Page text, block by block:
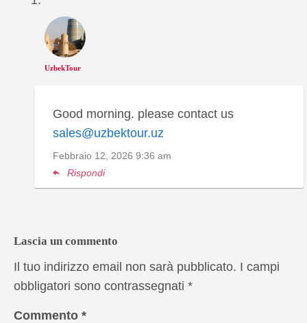
UzbekTour
Good morning. please contact us
sales@uzbektour.uz
Febbraio 12, 2026 9:36 am
Rispondi
Lascia un commento
Il tuo indirizzo email non sarà pubblicato. I campi
obbligatori sono contrassegnati *
Commento *